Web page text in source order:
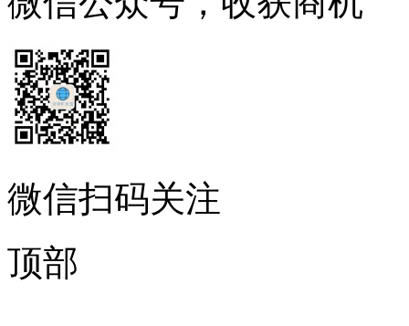
微信扫码关注
顶部